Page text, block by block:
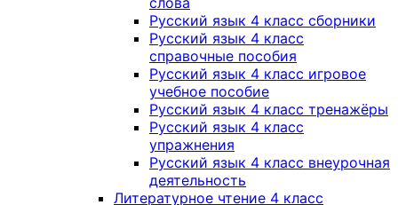
Русский язык 4 класс сборники
Русский язык 4 класс
справочные пособия
Русский язык 4 класс игровое
учебное пособие
Русский язык 4 класс тренажёры
Русский язык 4 класс
упражнения
Русский язык 4 класс внеурочная
деятельность
Литературное чтение 4 класс